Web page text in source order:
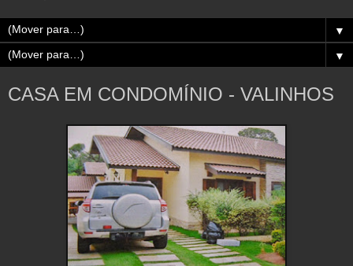
▼
▼
CASA EM CONDOMÍNIO - VALINHOS